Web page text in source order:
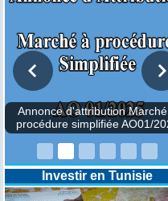
Investir en Tunisie